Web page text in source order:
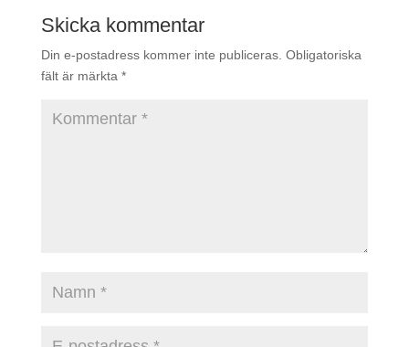
Skicka kommentar
Din e-postadress kommer inte publiceras. Obligatoriska
fält är märkta *